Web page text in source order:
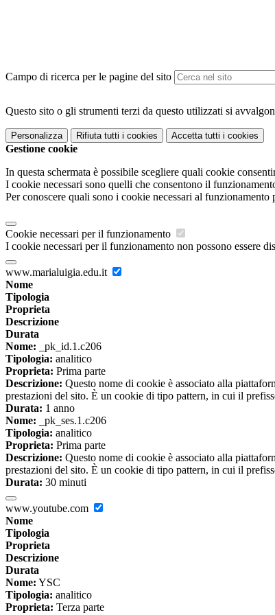
Campo di ricerca per le pagine del sito
Questo sito o gli strumenti terzi da questo utilizzati si
Personalizza Rifiuta tutti i cookies Accetta tutti i cookies
Gestione cookie
In questa schermata è possibile scegliere quali cookie
I cookie necessari sono quelli che consentono il
Per conoscere quali sono i cookie necessari al funzionamento
Cookie necessari per il funzionamento
I cookie necessari per il funzionamento non possono essere
www.marialuigia.edu.it
Nome
Tipologia
Proprieta
Descrizione
Durata
Nome: _pk_id.1.c206
Tipologia: analitico
Proprieta: Prima parte
Descrizione: Questo nome di cookie è associato alla
prestazioni del sito. È un cookie di tipo pattern, in cui il
Durata: 1 anno
Nome: _pk_ses.1.c206
Tipologia: analitico
Proprieta: Prima parte
Descrizione: Questo nome di cookie è associato alla
prestazioni del sito. È un cookie di tipo pattern, in cui il
Durata: 30 minuti
www.youtube.com
Nome
Tipologia
Proprieta
Descrizione
Durata
Nome: YSC
Tipologia: analitico
Proprieta: Terza parte